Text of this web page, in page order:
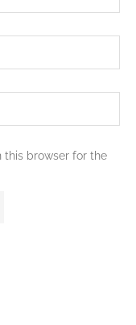
this browser for the